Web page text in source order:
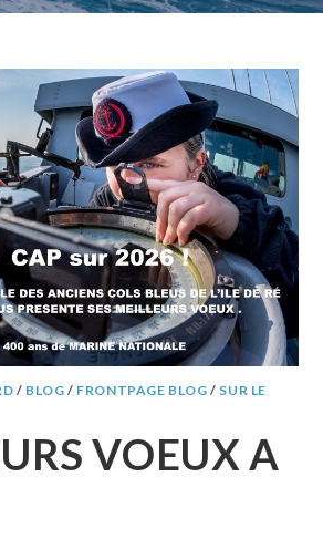
/ BLOG / FRONTPAGE BLOG / SUR LE
VOEUX A